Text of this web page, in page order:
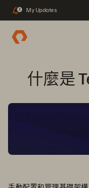
2 My Updates
什麼是